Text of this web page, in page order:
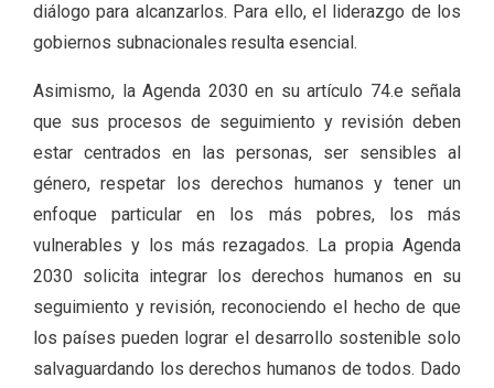
diálogo para alcanzarlos. Para ello, el liderazgo de los
gobiernos subnacionales resulta esencial.
Asimismo, la Agenda 2030 en su artículo 74.e señala
que sus procesos de seguimiento y revisión deben
estar centrados en las personas, ser sensibles al
género, respetar los derechos humanos y tener un
enfoque particular en los más pobres, los más
vulnerables y los más rezagados. La propia Agenda
2030 solicita integrar los derechos humanos en su
seguimiento y revisión, reconociendo el hecho de que
los países pueden lograr el desarrollo sostenible solo
salvaguardando los derechos humanos de todos. Dado